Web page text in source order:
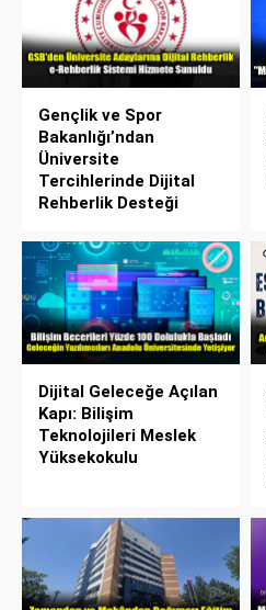
Gençlik ve Spor
Bakanlığı’ndan
Üniversite
Tercihlerinde Dijital
Rehberlik Desteği
Dijital Geleceğe Açılan
Kapı: Bilişim
Teknolojileri Meslek
Yüksekokulu